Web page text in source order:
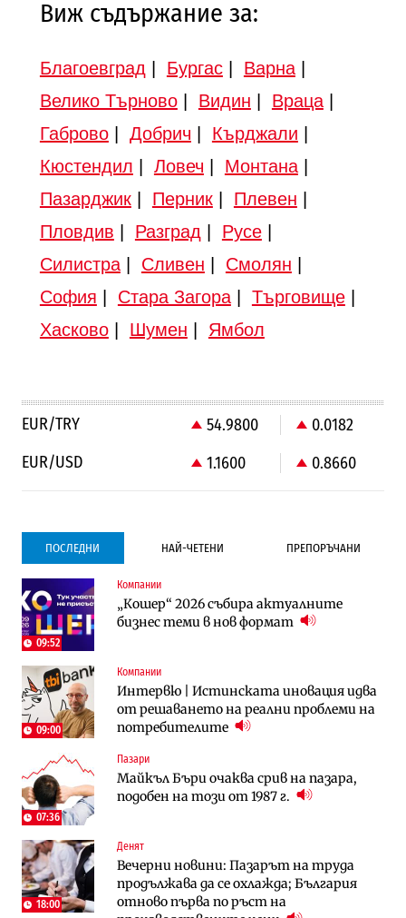
Виж съдържание за:
Благоевград Бургас| Варна|
Велико Търново| Видин Враца|
Габрово| Добрич Кърджали
Кюстендил
Ловеч Монтана|
Пазарджик| Перник| Плевен
Пловдив
Разград Русе|
Силистра| Сливен Смолян
София
Стара Загора| Търговище|
Хасково| Шумен Ямбол
EUR/TRY 54.9800
0.0182
EUR/USD
1.1600 0.8660
ПОСЛЕДНИ НАЙ-ЧЕТЕНИ ПРЕПОРЪЧАНИ
09:52
Компании
„Кошер“ 2026 събира актуалните
бизнес теми в нов формат
09:00
Компании
Интервю | Истинската иновация идва
от решаването на реални проблеми на
потребителите
07:36
Пазари
Майкъл Бъри очаква срив на пазара,
подобен на този от 1987 г.
18:00
Денят
Вечерни новини: Пазарът на труда
продължава да се охлажда; България
отново първа по ръст на
10:33
Градоустройство
Столична община избра изпълнител за
преместването на трамвайното
Компании
Vivacom предлага над 150 устройства с
90% отстъпка през август
Енергетика
АЕЦ „Козлодуй“ ще работи само още
няколко седмици, ако сушата продължи
Публични финанси
Общините вече зависят от
централната власт за 75% от
бюджетите си
Компании
Vivacom предлага над 150 устройства с
90% отстъпка през август
To:know
Последни дни с обозначаване на цените
в лева: Какво предстои?
To:know
Какво се променя в България от 1
август?
Отрасли
Жилищата в България поскъпват при
намаляващо население и все повече
сгради